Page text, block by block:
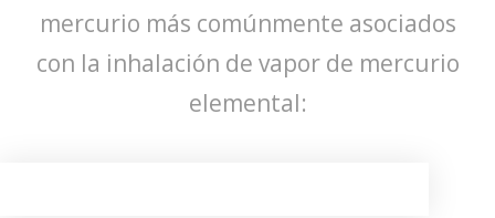
mercurio más comúnmente asociados
con la inhalación de vapor de mercurio
elemental: